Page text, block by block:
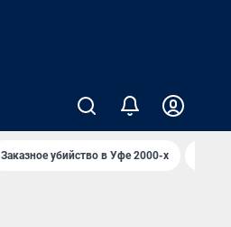
Заказное убийство в Уфе 2000-х